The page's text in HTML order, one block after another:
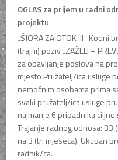
OGLAS za prijem u radni
projektu
„ŠJORA ZA OTOK III-
(trajni) poziv „ZAŽELI –
za obavljanje poslova na
mjesto Pružatelj/ica usluge
nemoćnim osobama prima
svaki pružatelj/ica usluge
najmanje 6 pripadnika
Trajanje radnog odnosa:
na 3 (tri mjeseca). Ukupan
radnik/ca.